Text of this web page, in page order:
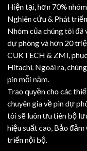
Hiện tại, hơn 70%
Nghiên cứu & Phát
Nhóm của chúng tôi
dự phòng và hơn 20
CUKTECH & ZMI,
Hitachi. Ngoài ra,
pin mỗi năm.
Trao quyền cho các
chuyên gia về pin dự
tôi sẽ luôn ưu tiên bộ
hiệu suất cao, Bảo
triển nội bộ.